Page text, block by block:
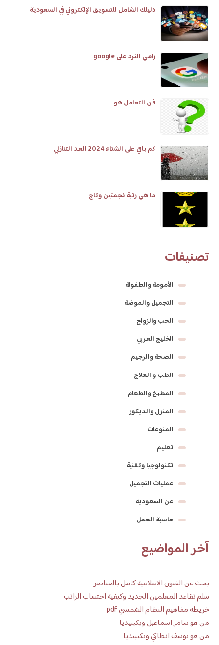
دليلك الشامل للتسويق الإلكتروني في السعودية
رامي النرد على google
فن التعامل هو
كم باقي على الشتاء 2024 العد التنازلي
ما هي رتبة نجمتين وتاج
تصنيفات
الأمومة والطفولة
التجميل والموضة
الحب والزواج
الخليج العربي
الصحة والرجيم
الطب و العلاج
المطبخ والطعام
المنزل والديكور
المنوعات
تعليم
تكنولوجيا وتقنية
عمليات التجميل
عن السعودية
حاسبة الحمل
آخر المواضيع
بحث عن الفنون الاسلامية كامل بالعناصر
سلم تقاعد المعلمين الجديد وكيفية احتساب الراتب
خريطة مفاهيم النظام الشمسي pdf
من هو سامر اسماعيل ويكيبيديا
من هو يوسف انطاكي ويكيبيديا